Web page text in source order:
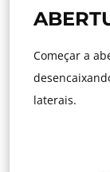
Começar a
laterais.